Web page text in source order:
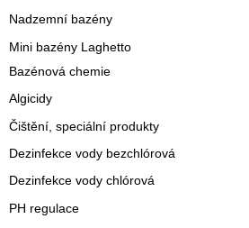
Nadzemní bazény
Mini bazény Laghetto
Bazénová chemie
Algicidy
Čištění, speciální produkty
Dezinfekce vody bezchlórová
Dezinfekce vody chlórová
PH regulace